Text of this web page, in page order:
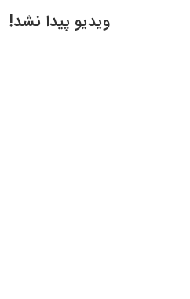
ویدیو پیدا نشد!